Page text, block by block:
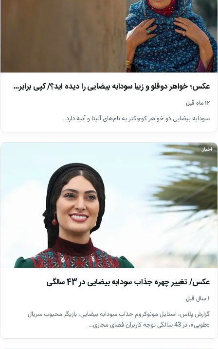
عکس؛ خواهر دوقلو و زیبا سودابه بیضایی را دیده اید؟/ کپی برابر…
۱۲ ماه قبل
سودابه بیضایی دو خواهر کوچکتر به نام‌های آنیتا و آنیه دارد.
اخبار
عکس/ تغییر چهره جذاب سودابه بیضایی در 43 سالگی
۱ سال قبل
گزارش پلاس، استایل مونوکروم جذاب سودابه بیضایی، بازیگر محبوب سریال
«طوبی»، در 43 سالگی توجه کاربران فضای مجازی…